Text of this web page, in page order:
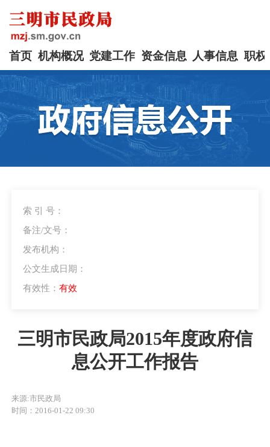
首页 机构概况 党建工作 资金信息 人事信息 职权
索 引 号：
备注/文号：
发布机构：
公文生成日期：
有效性： 有效
三明市民政局2015年度政府信
息公开工作报告
来源:市民政局
时间：2016-01-22 09:30